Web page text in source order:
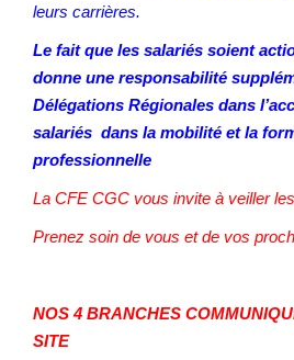
leurs carrières.
Le fait que les salariés soient
donne une responsabilité
Délégations Régionales dans
salariés dans la mobilité et la
professionnelle
La CFE CGC vous invite à veiller
Prenez soin de vous et de vos
NOS 4 BRANCHES
SITE